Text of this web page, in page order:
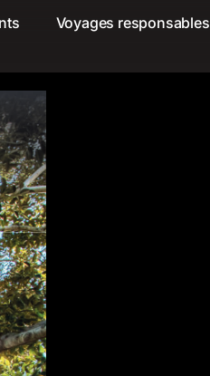
Voyages responsables